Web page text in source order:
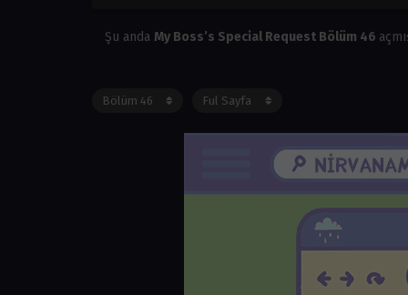
Şu anda My Boss’s Special Request Bölüm 46